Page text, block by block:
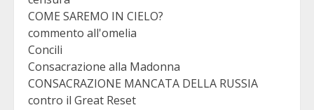
COME SAREMO IN CIELO?
commento all'omelia
Concili
Consacrazione alla Madonna
CONSACRAZIONE MANCATA DELLA RUSSIA
contro il Great Reset